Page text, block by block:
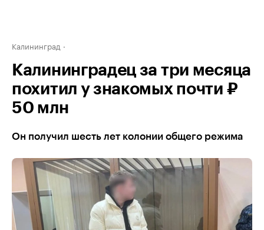
Калининград
Калининградец за три месяца
похитил у знакомых почти ₽
50 млн
Он получил шесть лет колонии общего режима